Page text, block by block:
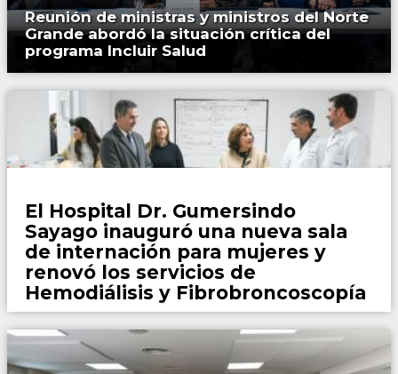
Reunión de ministras y ministros del Norte
Grande abordó la situación crítica del
programa Incluir Salud
El Hospital Dr. Gumersindo
Sayago inauguró una nueva sala
de internación para mujeres y
renovó los servicios de
Hemodiálisis y Fibrobroncoscopía